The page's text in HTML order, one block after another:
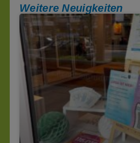
Weitere Neuigkeiten